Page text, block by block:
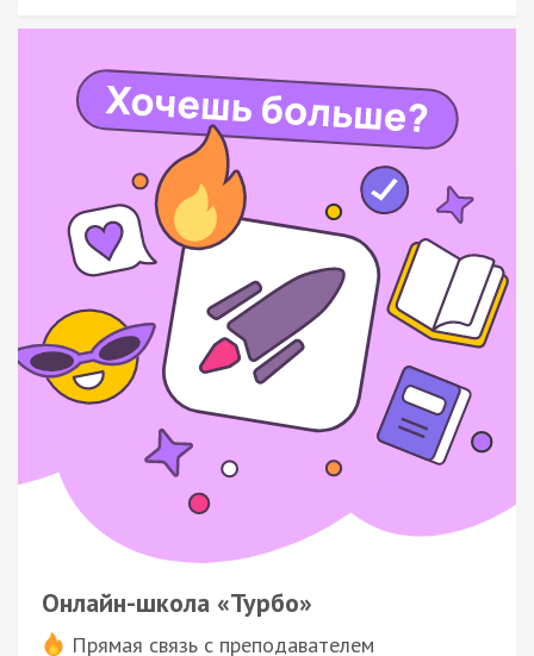
Онлайн-школа «Турбо»
Прямая связь с преподавателем